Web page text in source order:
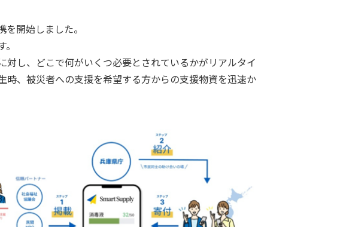
開始しました。
し、どこで何がいくつ必要とされているかがリアルタイ
、被災者への支援を希望する方からの支援物資を迅速か